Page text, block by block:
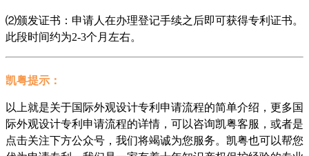
⑵颁发证书：申请人在办理登记手续之后即可获得专利证书。
此段时间约为2-3个月左右。
凯粤提示：
以上就是关于国际外观设计专利申请流程的简单介绍，更多国
际外观设计专利申请流程的详情，可以咨询凯粤客服，或者是
点击关注下方公众号，我们将竭诚为您服务。凯粤也可以帮您